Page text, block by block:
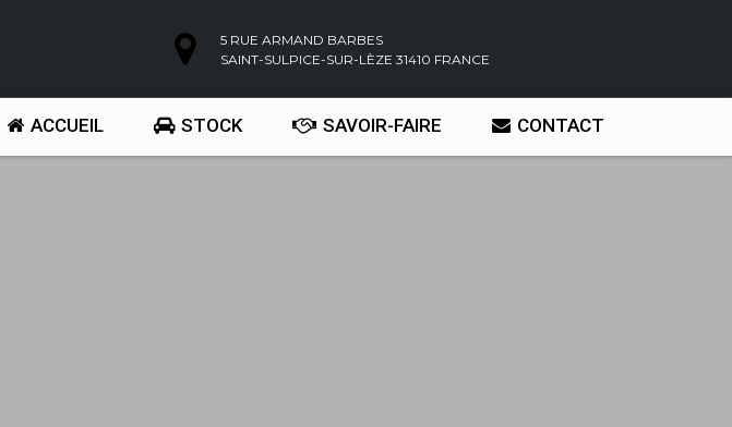
5 RUE ARMAND BARBES
SAINT-SULPICE-SUR-LÈZE 31410 FRANCE
ACCUEIL STOCK SAVOIR-FAIRE CONTACT